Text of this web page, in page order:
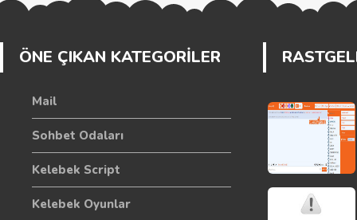
ÖNE ÇIKAN KATEGORİLER
Mail
Sohbet Odaları
Kelebek Script
Kelebek Oyunlar